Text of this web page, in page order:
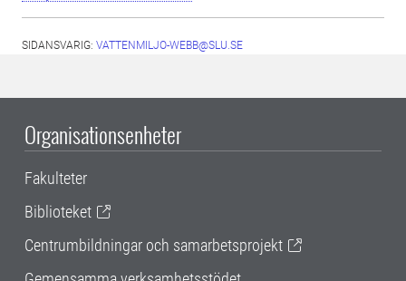
SIDANSVARIG: VATTENMILJO-WEBB@SLU.SE
Organisationsenheter
Fakulteter
Biblioteket
Centrumbildningar och samarbetsprojekt